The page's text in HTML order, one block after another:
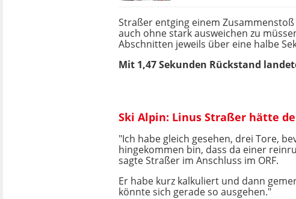
Straßer entging einem Zusammenstoß
auch ohne stark ausweichen zu
Abschnitten jeweils über eine halbe
Mit 1,47 Sekunden Rückstand
Ski Alpin: Linus Straßer hätte
"Ich habe gleich gesehen, drei Tore,
hingekommen bin, dass da einer
sagte Straßer im Anschluss im ORF.
Er habe kurz kalkuliert und dann
könnte sich gerade so ausgehen."